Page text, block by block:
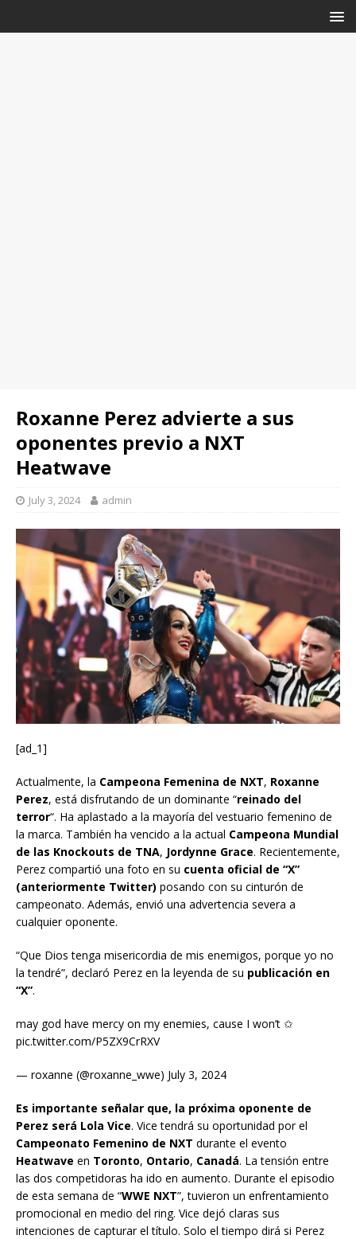
Roxanne Perez advierte a sus
oponentes previo a NXT
Heatwave
July 3, 2024 admin
[ad_1]
Actualmente, la Campeona Femenina de NXT, Roxanne
Perez, está disfrutando de un dominante “reinado del
terror“. Ha aplastado a la mayoría del vestuario femenino de
la marca. También ha vencido a la actual Campeona Mundial
de las Knockouts de TNA, Jordynne Grace. Recientemente,
Perez compartió una foto en su cuenta oficial de “X”
(anteriormente Twitter) posando con su cinturón de
campeonato. Además, envió una advertencia severa a
cualquier oponente.
“Que Dios tenga misericordia de mis enemigos, porque yo no
la tendré”, declaró Perez en la leyenda de su publicación en
“X”.
may god have mercy on my enemies, cause I won’t ✩
pic.twitter.com/P5ZX9CrRXV
— roxanne (@roxanne_wwe) July 3, 2024
Es importante señalar que, la próxima oponente de
Perez será Lola Vice. Vice tendrá su oportunidad por el
Campeonato Femenino de NXT durante el evento
Heatwave en Toronto, Ontario, Canadá. La tensión entre
las dos competidoras ha ido en aumento. Durante el episodio
de esta semana de “WWE NXT”, tuvieron un enfrentamiento
promocional en medio del ring. Vice dejó claras sus
intenciones de capturar el título. Solo el tiempo dirá si Perez